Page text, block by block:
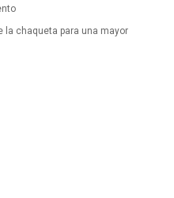
la chaqueta para una mayor